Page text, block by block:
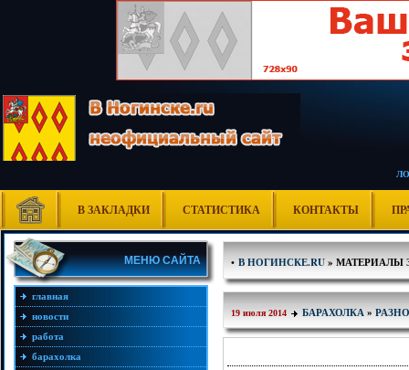
В ЗАКЛАДКИ СТАТИСТИКА КОНТАКТЫ
МЕНЮ САЙТА
главная
новости
работа
барахолка
• В НОГИНСКЕ.RU» МАТЕРИАЛЫ
19 июля 2014 БАРАХОЛКА »